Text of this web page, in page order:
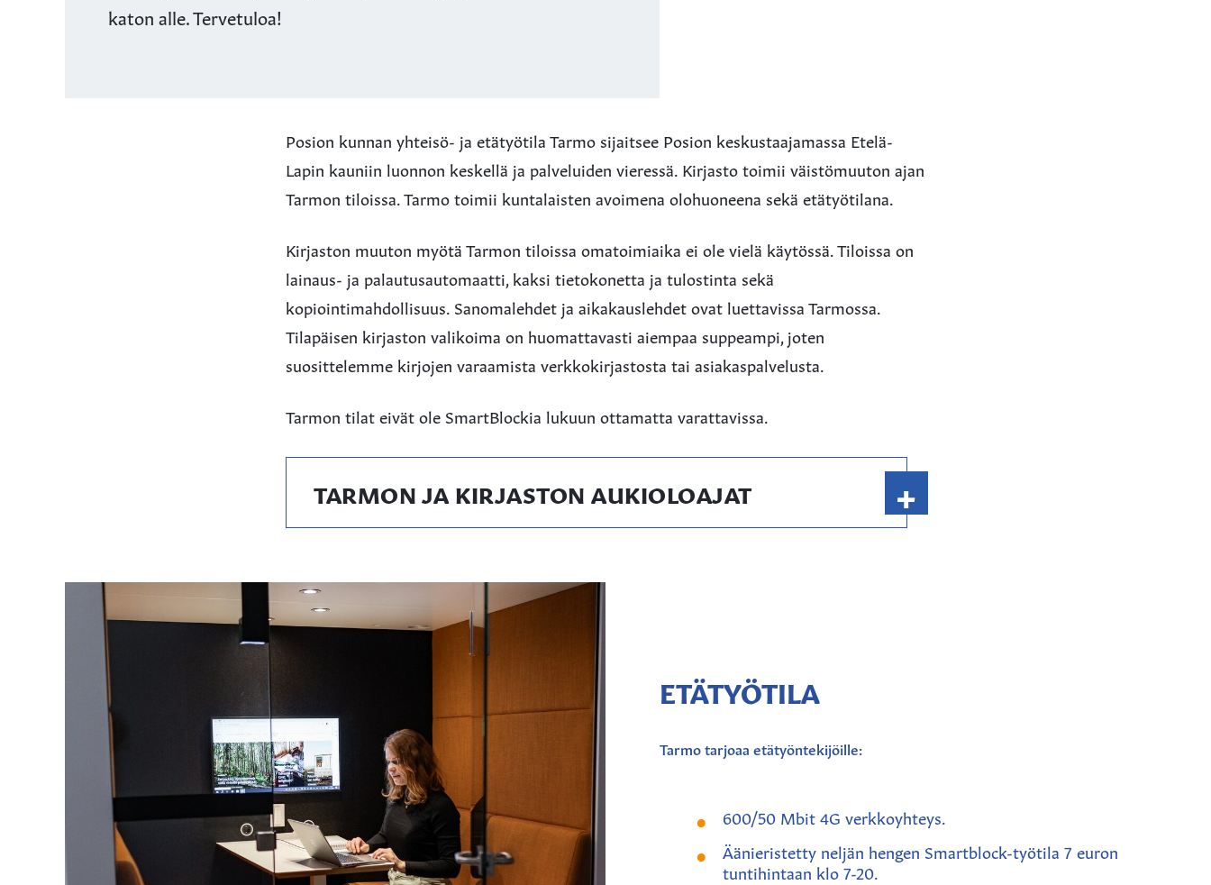
katon alle. Tervetuloa!
Posion kunnan yhteisö- ja etätyötila Tarmo sijaitsee Posion keskustaajamassa Etelä-
Lapin kauniin luonnon keskellä ja palveluiden vieressä. Kirjasto toimii väistömuuton ajan
Tarmon tiloissa. Tarmo toimii kuntalaisten avoimena olohuoneena sekä etätyötilana.
Kirjaston muuton myötä Tarmon tiloissa omatoimiaika ei ole vielä käytössä. Tiloissa on
lainaus- ja palautusautomaatti, kaksi tietokonetta ja tulostinta sekä
kopiointimahdollisuus. Sanomalehdet ja aikakauslehdet ovat luettavissa Tarmossa.
Tilapäisen kirjaston valikoima on huomattavasti aiempaa suppeampi, joten
suosittelemme kirjojen varaamista verkkokirjastosta tai asiakaspalvelusta.
Tarmon tilat eivät ole SmartBlockia lukuun ottamatta varattavissa.
TARMON JA KIRJASTON AUKIOLOAJAT +
ETÄTYÖTILA
Tarmo tarjoaa etätyöntekijöille:
600/50 Mbit 4G verkkoyhteys.
Äänieristetty neljän hengen Smartblock-työtila 7 euron
tuntihintaan klo 7-20.